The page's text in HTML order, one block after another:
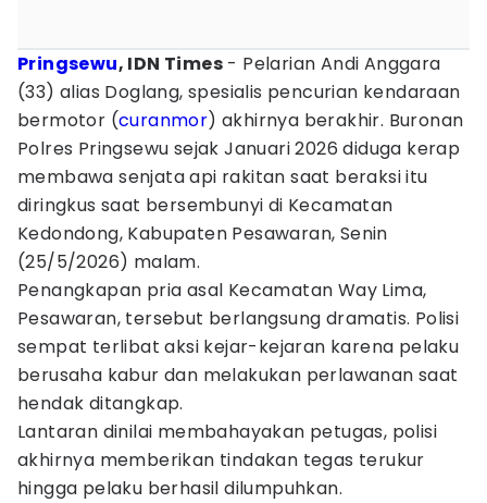
Pringsewu, IDN Times - Pelarian Andi Anggara
(33) alias Doglang, spesialis pencurian kendaraan
bermotor (curanmor) akhirnya berakhir. Buronan
Polres Pringsewu sejak Januari 2026 diduga kerap
membawa senjata api rakitan saat beraksi itu
diringkus saat bersembunyi di Kecamatan
Kedondong, Kabupaten Pesawaran, Senin
(25/5/2026) malam.
Penangkapan pria asal Kecamatan Way Lima,
Pesawaran, tersebut berlangsung dramatis. Polisi
sempat terlibat aksi kejar-kejaran karena pelaku
berusaha kabur dan melakukan perlawanan saat
hendak ditangkap.
Lantaran dinilai membahayakan petugas, polisi
akhirnya memberikan tindakan tegas terukur
hingga pelaku berhasil dilumpuhkan.